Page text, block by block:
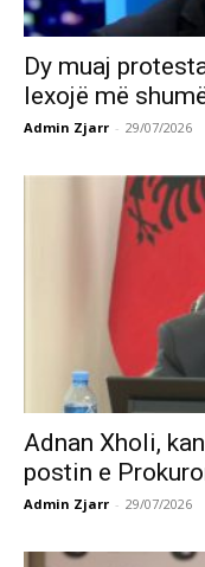
Dy muaj
lexojë më
Admin Zjarr - 29/07/2026
Adnan Xholi,
postin e
Admin Zjarr - 29/07/2026